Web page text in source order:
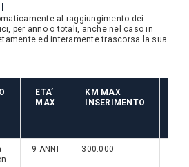
al raggiungimento dei
per anno o totali, anche nel caso in
ed interamente trascorsa la sua
ETA’
MAX
KM MAX
INSERIMENTO
9 ANNI 300.000